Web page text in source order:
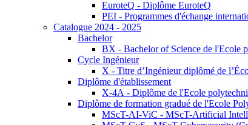
EuroteQ - Diplôme EuroteQ
PEI - Programmes d'échange
Catalogue 2024 - 2025
Bachelor
BX - Bachelor of Science de l'Ecole
Cycle Ingénieur
X - Titre d’Ingénieur diplômé de
Diplôme d'établissement
X-4A - Diplôme de l'Ecole
Diplôme de formation gradué de l'Ecole
MScT-AI-ViC - MScT-Artificial